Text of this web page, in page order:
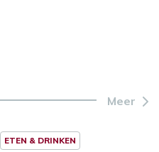
Meer
ETEN & DRINKEN